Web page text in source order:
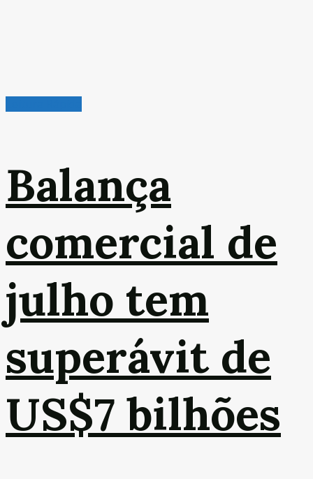
Balança
comercial de
julho tem
superávit de
US$7 bilhões